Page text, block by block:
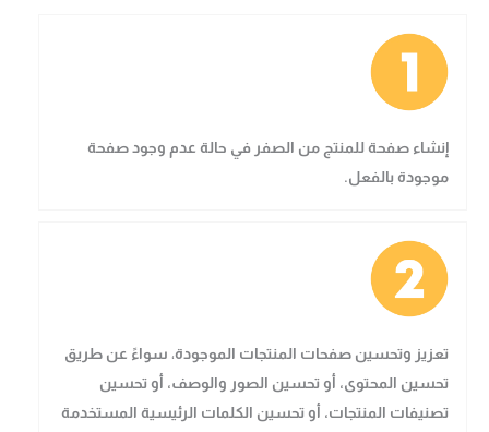
إنشاء صفحة للمنتج من الصفر في حالة عدم وجود صفحة
موجودة بالفعل.
تعزيز وتحسين صفحات المنتجات الموجودة، سواءً عن طريق
تحسين المحتوى، أو تحسين الصور والوصف، أو تحسين
تصنيفات المنتجات، أو تحسين الكلمات الرئيسية المستخدمة